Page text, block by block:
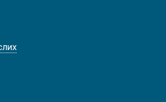
АНГЛІЙСЬКА ДЛЯ
ФАХІВЦІВ В АНГЛІЇ,